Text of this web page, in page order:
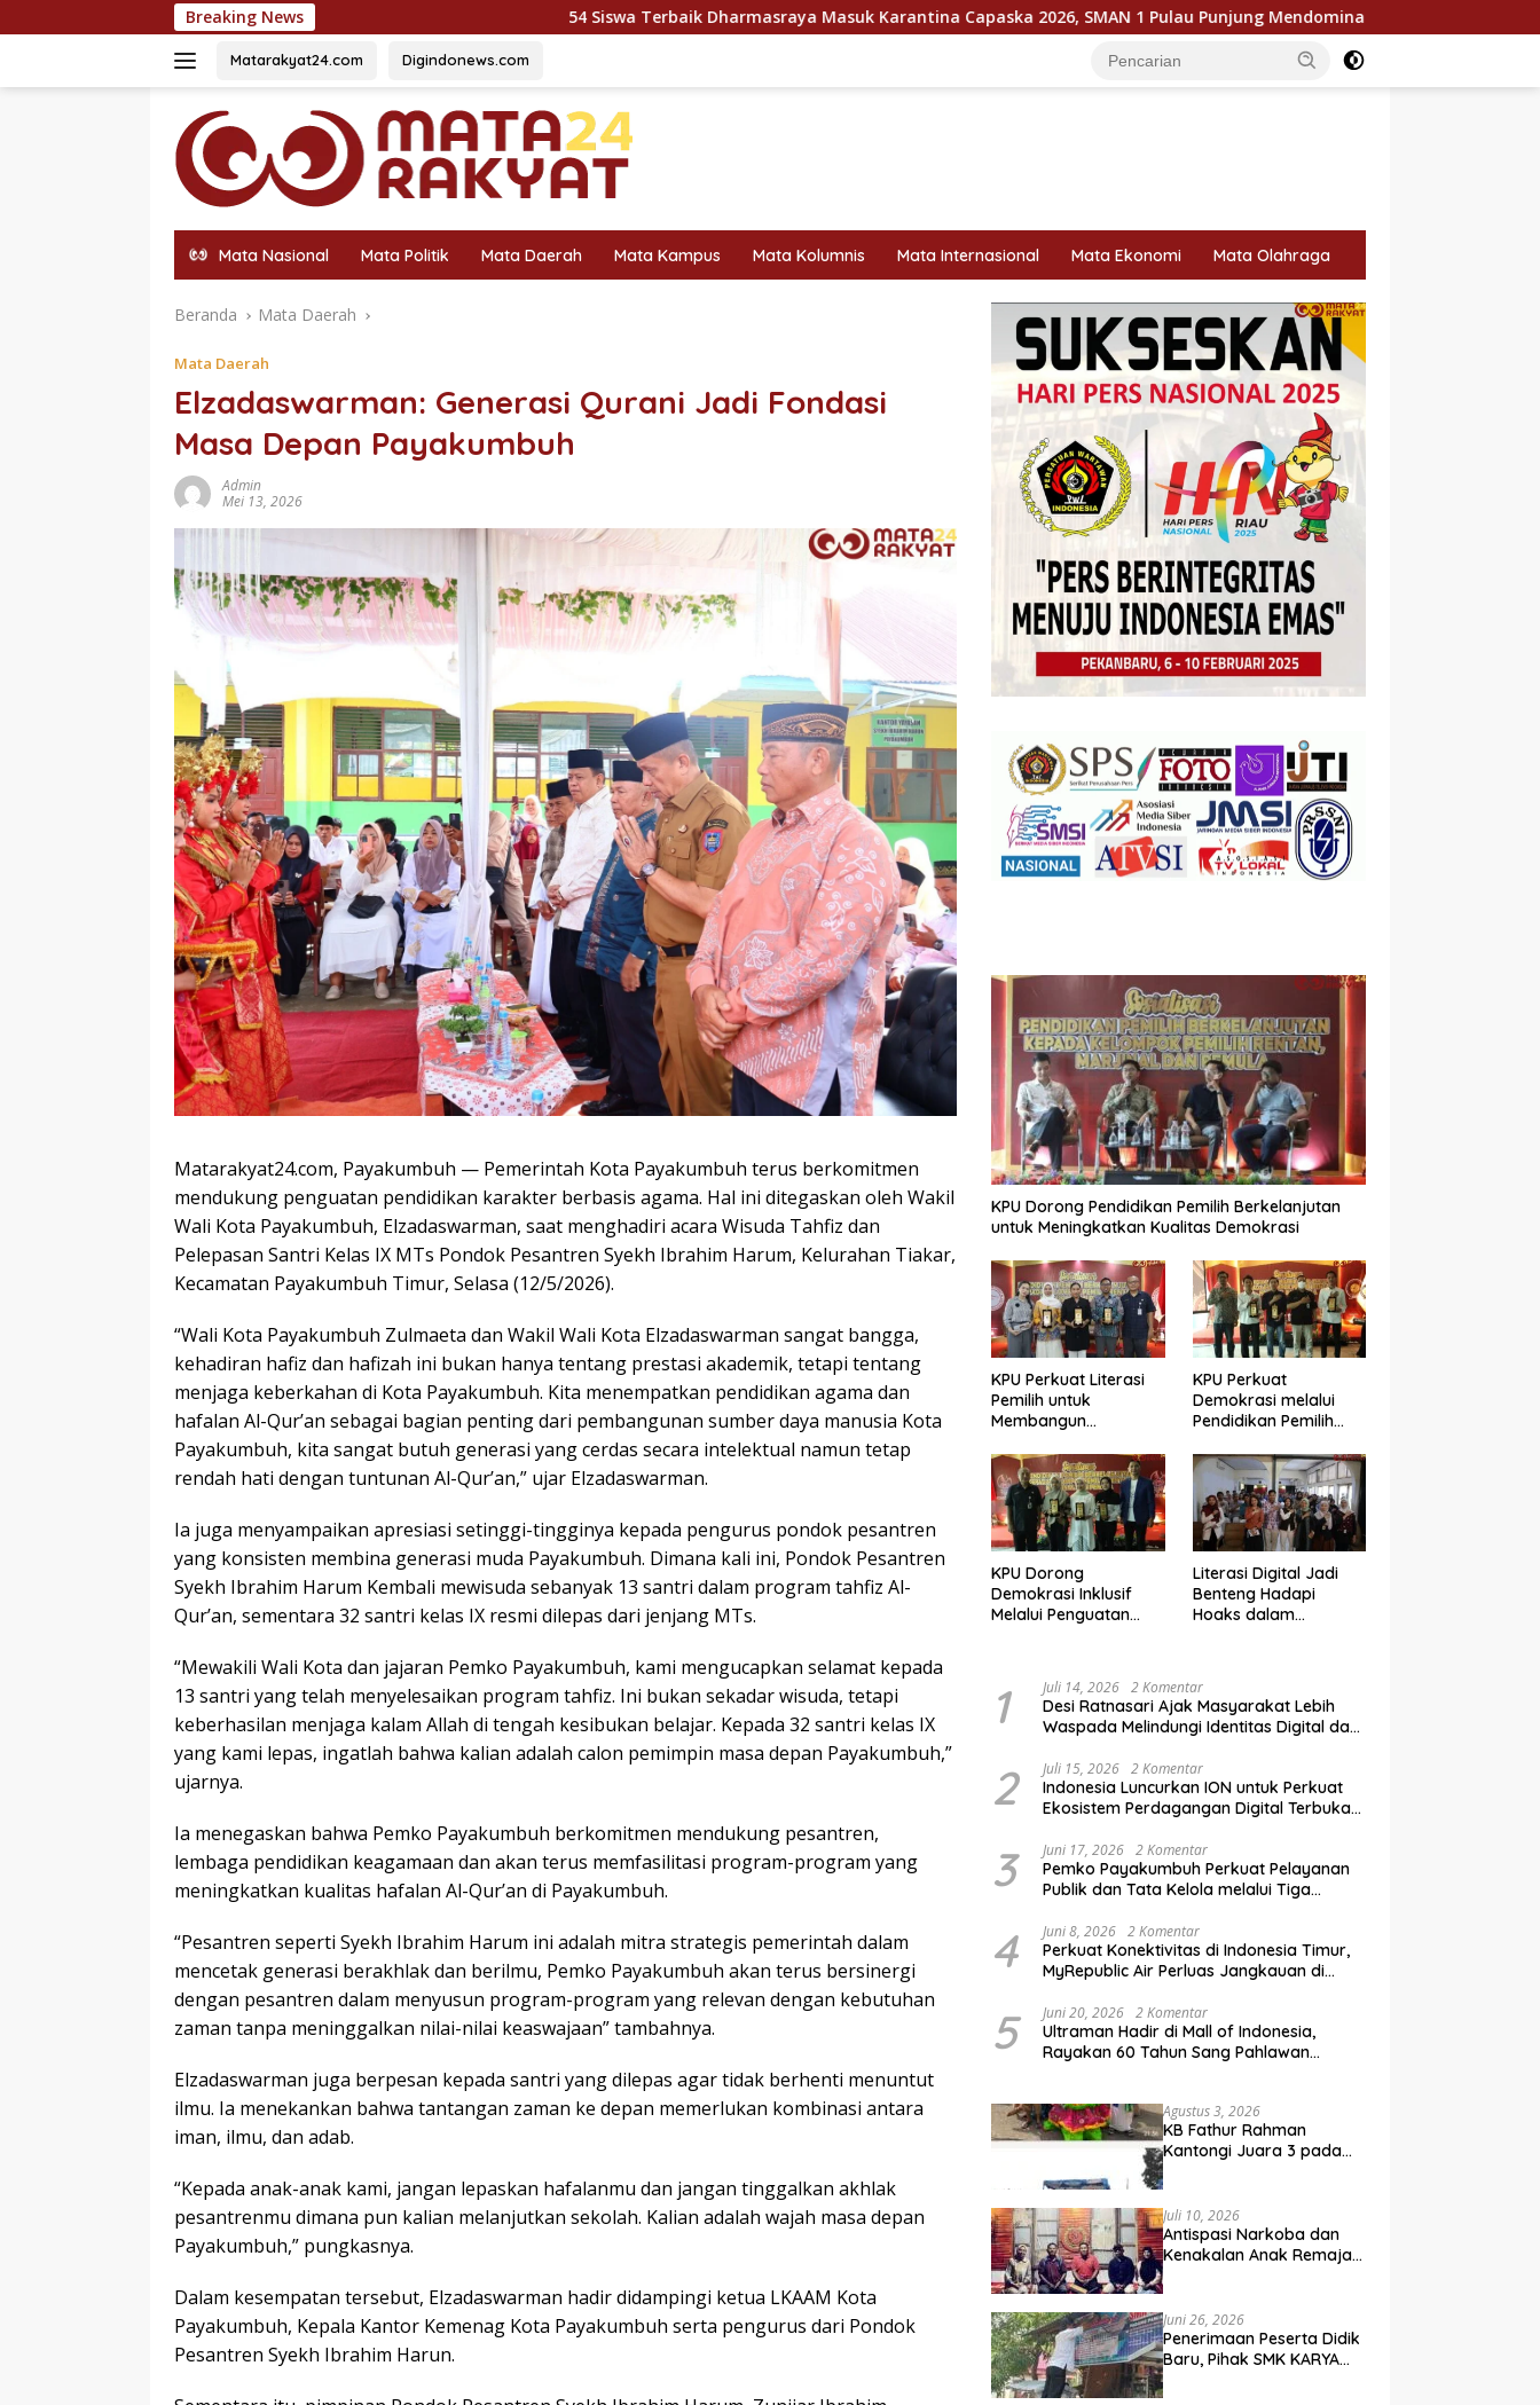
ke
Breaking News 54 Siswa Terbaik Dharmasraya Masuk Karantina Capaska 2026, SMAN 1 Pulau Punjung Mendominasi KPU Dorong Pemilih Cerdas,
Matarakyat24.com Digindonews.com
Mata Nasional Mata Politik Mata Daerah Mata Kampus Mata Kolumnis Mata Internasional Mata Ekonomi Mata Olahraga
Beranda Mata Daerah
Mata Daerah
Elzadaswarman: Generasi Qurani Jadi Fondasi
Masa Depan Payakumbuh
Admin
Mei 13, 2026
Matarakyat24.com, Payakumbuh — Pemerintah Kota Payakumbuh terus berkomitmen
mendukung penguatan pendidikan karakter berbasis agama. Hal ini ditegaskan oleh Wakil
Wali Kota Payakumbuh, Elzadaswarman, saat menghadiri acara Wisuda Tahfiz dan
Pelepasan Santri Kelas IX MTs Pondok Pesantren Syekh Ibrahim Harum, Kelurahan Tiakar,
Kecamatan Payakumbuh Timur, Selasa (12/5/2026).
“Wali Kota Payakumbuh Zulmaeta dan Wakil Wali Kota Elzadaswarman sangat bangga,
kehadiran hafiz dan hafizah ini bukan hanya tentang prestasi akademik, tetapi tentang
menjaga keberkahan di Kota Payakumbuh. Kita menempatkan pendidikan agama dan
hafalan Al-Qur’an sebagai bagian penting dari pembangunan sumber daya manusia Kota
Payakumbuh, kita sangat butuh generasi yang cerdas secara intelektual namun tetap
rendah hati dengan tuntunan Al-Qur’an,” ujar Elzadaswarman.
Ia juga menyampaikan apresiasi setinggi-tingginya kepada pengurus pondok pesantren
yang konsisten membina generasi muda Payakumbuh. Dimana kali ini, Pondok Pesantren
Syekh Ibrahim Harum Kembali mewisuda sebanyak 13 santri dalam program tahfiz Al-
Qur’an, sementara 32 santri kelas IX resmi dilepas dari jenjang MTs.
“Mewakili Wali Kota dan jajaran Pemko Payakumbuh, kami mengucapkan selamat kepada
13 santri yang telah menyelesaikan program tahfiz. Ini bukan sekadar wisuda, tetapi
keberhasilan menjaga kalam Allah di tengah kesibukan belajar. Kepada 32 santri kelas IX
yang kami lepas, ingatlah bahwa kalian adalah calon pemimpin masa depan Payakumbuh,”
ujarnya.
Ia menegaskan bahwa Pemko Payakumbuh berkomitmen mendukung pesantren,
lembaga pendidikan keagamaan dan akan terus memfasilitasi program-program yang
meningkatkan kualitas hafalan Al-Qur’an di Payakumbuh.
“Pesantren seperti Syekh Ibrahim Harum ini adalah mitra strategis pemerintah dalam
mencetak generasi berakhlak dan berilmu, Pemko Payakumbuh akan terus bersinergi
dengan pesantren dalam menyusun program-program yang relevan dengan kebutuhan
zaman tanpa meninggalkan nilai-nilai keaswajaan” tambahnya.
Elzadaswarman juga berpesan kepada santri yang dilepas agar tidak berhenti menuntut
ilmu. Ia menekankan bahwa tantangan zaman ke depan memerlukan kombinasi antara
iman, ilmu, dan adab.
“Kepada anak-anak kami, jangan lepaskan hafalanmu dan jangan tinggalkan akhlak
pesantrenmu dimana pun kalian melanjutkan sekolah. Kalian adalah wajah masa depan
Payakumbuh,” pungkasnya.
Dalam kesempatan tersebut, Elzadaswarman hadir didampingi ketua LKAAM Kota
Payakumbuh, Kepala Kantor Kemenag Kota Payakumbuh serta pengurus dari Pondok
Pesantren Syekh Ibrahim Harun.
KPU Dorong Pendidikan Pemilih Berkelanjutan
untuk Meningkatkan Kualitas Demokrasi
KPU Perkuat Literasi
Pemilih untuk
Membangun
Berkualitas
KPU Perkuat
Demokrasi melalui
Pendidikan Pemilih
Kelompok Rentan,
Marjinal, dan Pemula
KPU Dorong
Demokrasi Inklusif
Melalui Penguatan
Literasi Digital Jadi
Benteng Hadapi
Hoaks dalam
1 Juli 14, 2026 2 Komentar
Desi Ratnasari Ajak Masyarakat Lebih
Waspada Melindungi Identitas Digital dan
2 Juli 15, 2026 2 Komentar
Indonesia Luncurkan ION untuk Perkuat
Ekosistem Perdagangan Digital Terbuka
3 Juni 17, 2026 2 Komentar
Pemko Payakumbuh Perkuat Pelayanan
Publik dan Tata Kelola melalui Tiga
4 Juni 8, 2026 2 Komentar
Perkuat Konektivitas di Indonesia Timur,
MyRepublic Air Perluas Jangkauan di
5 Juni 20, 2026 2 Komentar
Ultraman Hadir di Mall of Indonesia,
Rayakan 60 Tahun Sang Pahlawan
Agustus 3, 2026
KB Fathur Rahman
Kantongi Juara 3 pada
Juli 10, 2026
Antispasi Narkoba dan
Kenakalan Anak Remaja,
Surau
Juni 26, 2026
Penerimaan Peserta Didik
Baru, Pihak SMK KARYA